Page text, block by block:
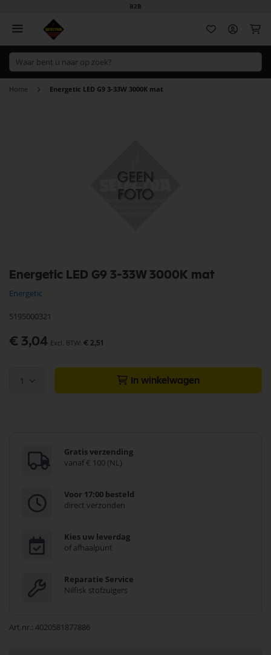
B2B
Home Energetic LED G9 3-33W 3000K mat
Energetic LED G9 3-33W 3000K mat
Energetic
5195000321
€ 3,04 € 2,51
1 In winkelwagen
Gratis verzending
vanaf € 100 (NL)
Voor 17:00 besteld
direct verzonden
Kies uw leverdag
of afhaalpunt
Reparatie Service
Nilfisk stofzuigers
Art.nr. 4020581877886
naar
het
begin
de
gallerij